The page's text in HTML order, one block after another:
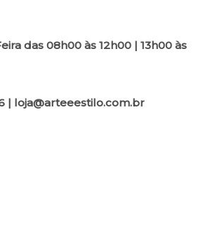
das 08h00 às 12h00 | 13h00 às
| loja@arteeestilo.com.br